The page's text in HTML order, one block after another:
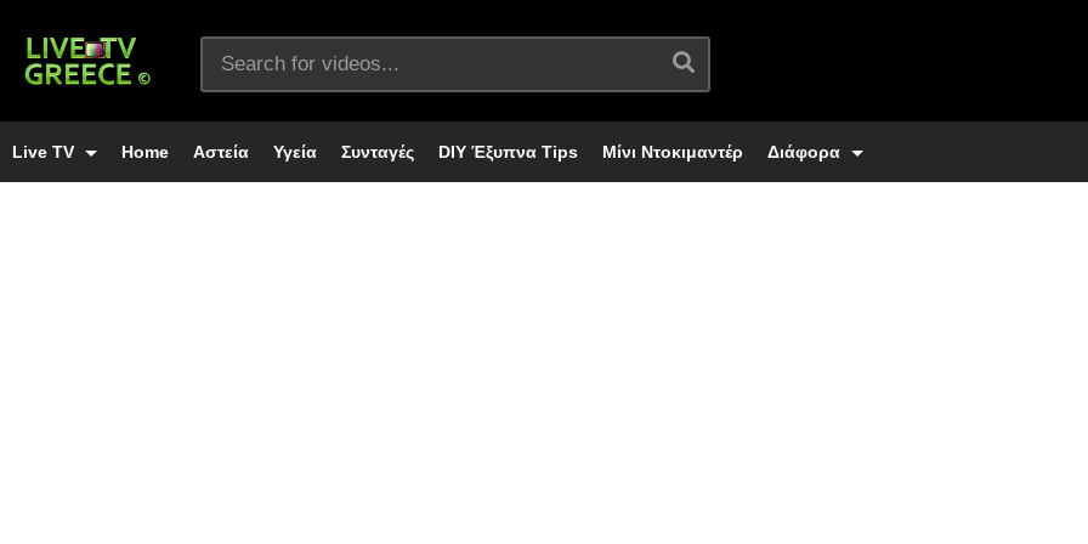
Live TV Home Αστεία Υγεία Συνταγές DIY Έξυπνα Tips Μίνι Ντοκιμαντέρ Διάφορα